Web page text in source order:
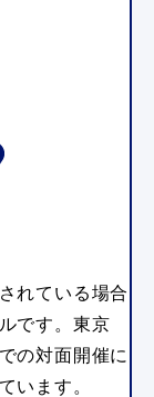
れている場合
です。東京
の対面開催に
います。